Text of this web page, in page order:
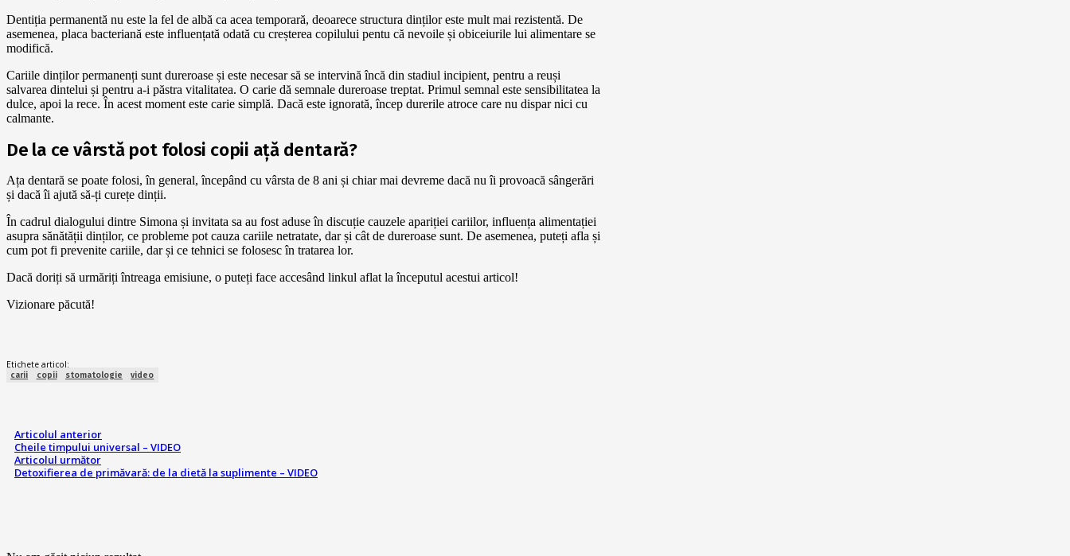
Dentiția permanentă nu este la fel de albă ca acea temporară, deoarece structura dinților este mult mai rezistentă. De
asemenea, placa bacteriană este influențată odată cu creșterea copilului pentu că nevoile și obiceiurile lui alimentare se
modifică.
Cariile dinților permanenți sunt dureroase și este necesar să se intervină încă din stadiul incipient, pentru a reuși
salvarea dintelui și pentru a-i păstra vitalitatea. O carie dă semnale dureroase treptat. Primul semnal este sensibilitatea la
dulce, apoi la rece. În acest moment este carie simplă. Dacă este ignorată, încep durerile atroce care nu dispar nici cu
calmante.
De la ce vârstă pot folosi copii ață dentară?
Ața dentară se poate folosi, în general, începând cu vârsta de 8 ani și chiar mai devreme dacă nu îi provoacă sângerări
și dacă îi ajută să-ți curețe dinții.
În cadrul dialogului dintre Simona și invitata sa au fost aduse în discuție cauzele apariției cariilor, influența alimentației
asupra sănătății dinților, ce probleme pot cauza cariile netratate, dar și cât de dureroase sunt. De asemenea, puteți afla și
cum pot fi prevenite cariile, dar și ce tehnici se folosesc în tratarea lor.
Dacă doriți să urmăriți întreaga emisiune, o puteți face accesând linkul aflat la începutul acestui articol!
Vizionare păcută!
Etichete articol:
carii copii stomatologie video
Articolul anterior
Cheile timpului universal – VIDEO
Articolul următor
Detoxifierea de primăvară: de la dietă la suplimente – VIDEO